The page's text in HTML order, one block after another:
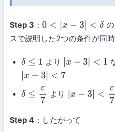
Step 3 ： 0 <|x −3 |< δ
の
スで説明した2つの条件が同
δ ≤1 より x−3| <
x+3 <
δ ≤ε 7 より x−3| < 7
Step 4 ：したがって